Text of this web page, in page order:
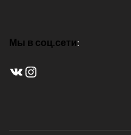
Мы в соц.сети:
ВКонтакте
Instagram